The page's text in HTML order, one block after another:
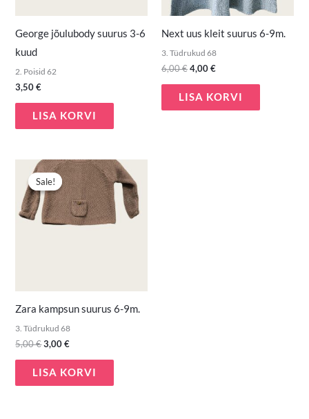
George jõulubody suurus 3-6
kuud
2. Poisid 62
3,50€
LISA KORVI
Next uus kleit suurus 6-9m.
3. Tüdrukud 68
6,00€4,00€
LISA KORVI
Sale!
Sale!
Zara kampsun suurus 6-9m.
3. Tüdrukud 68
5,00€
Algne
hind
oli:
5,00 €.
3,00€
Praegune
hind
on:
3,00 €.
LISA KORVI